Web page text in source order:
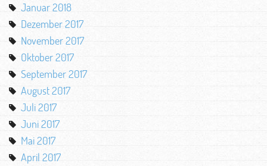
Januar 2018
Dezember 2017
November 2017
Oktober 2017
September 2017
August 2017
Juli 2017
Juni 2017
Mai 2017
April 2017